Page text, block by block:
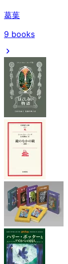
葛葉
9 books